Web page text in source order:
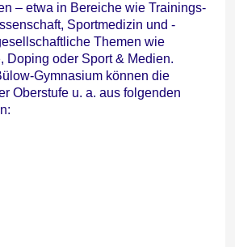
– etwa in Bereiche wie Trainings-
Sportmedizin und -
Themen wie
Doping oder Sport & Medien.
Gymnasium können die
Oberstufe u. a. aus folgenden